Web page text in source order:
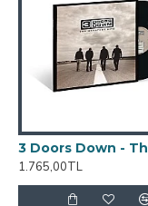
1.765,00TL